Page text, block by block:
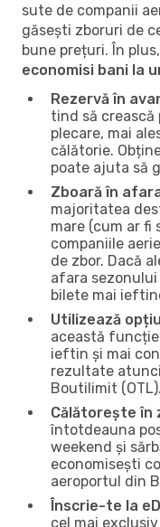
sute de companii
găsești zboruri de
bune prețuri. În
economisi bani la
Rezervă în
tind să crească
plecare, mai
călătorie.
poate ajuta să
Zboară în
majoritatea
mare (cum ar fi
companiile
de zbor. Dacă
afara sezonului
bilete mai
Utilizează
această
ieftin și mai
rezultate
Boutilimit (OTL).
Călătorește în
întotdeauna
weekend și
economisești
aeroportul din
Înscrie-te la
cel mai